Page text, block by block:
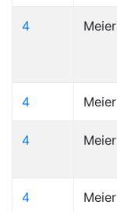
4 Meier
4 Meier
4 Meier
4 Meier